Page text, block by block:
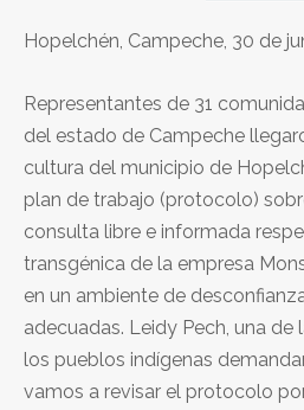
Hopelchén, Campeche, 30 de
Representantes de 31
del estado de Campeche
cultura del municipio de
plan de trabajo (protocolo)
consulta libre e informada
transgénica de la empresa
en un ambiente de
adecuadas. Leidy Pech, una de
los pueblos indígenas
vamos a revisar el protocolo